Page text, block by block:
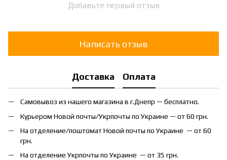
Добавьте первый отзыв
Написать отзыв
Доставка Оплата
Самовывоз из нашего магазина в г.Днепр — бесплатно.
Курьером Новой почты/Укрпочты по Украине — от 60 грн.
На отделение/поштомат Новой почты по Украине — от 60
грн.
На отделение Укрпочты по Украине — от 35 грн.